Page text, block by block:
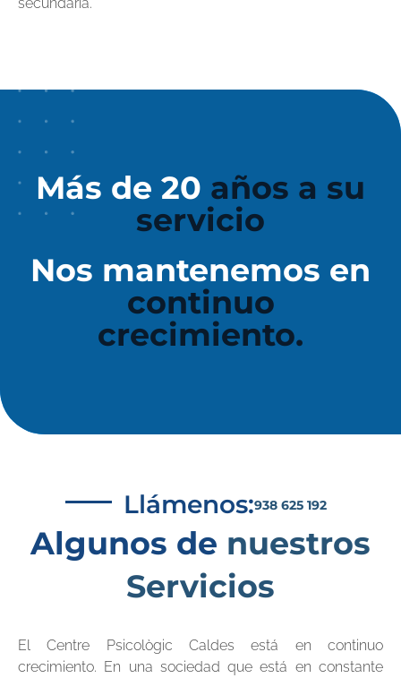
Más de 20 años a su
servicio
Nos mantenemos en
continuo
crecimiento.
Llámenos:938 625 192
Algunos de nuestros
Servicios
El Centre Psicològic Caldes está en continuo
crecimiento. En una sociedad que está en constante